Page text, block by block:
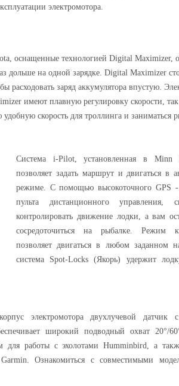
электромотора.
оснащенные технологией Digital Maximizer,
дольше на одной зарядке. Digital Maximizer
расходовать заряд аккумулятора впустую.
имеют плавную регулировку скорости,
скорость для троллинга и заниматься
Система i-Pilot, установленная в Minn
позволяет задать маршрут и двигаться в
режиме. С помощью высокоточного GPS
пульта дистанционного управления,
контролировать движение лодки, а вам
сосредоточиться на рыбалке. Режим
позволяет двигаться в любом заданном
система Spot-Locks (Якорь) удержит
электромотора двухлучевой датчик
широкий подводный охват 20°/
для работы с эхолотами Humminbird, а
Ознакомиться с совместимыми